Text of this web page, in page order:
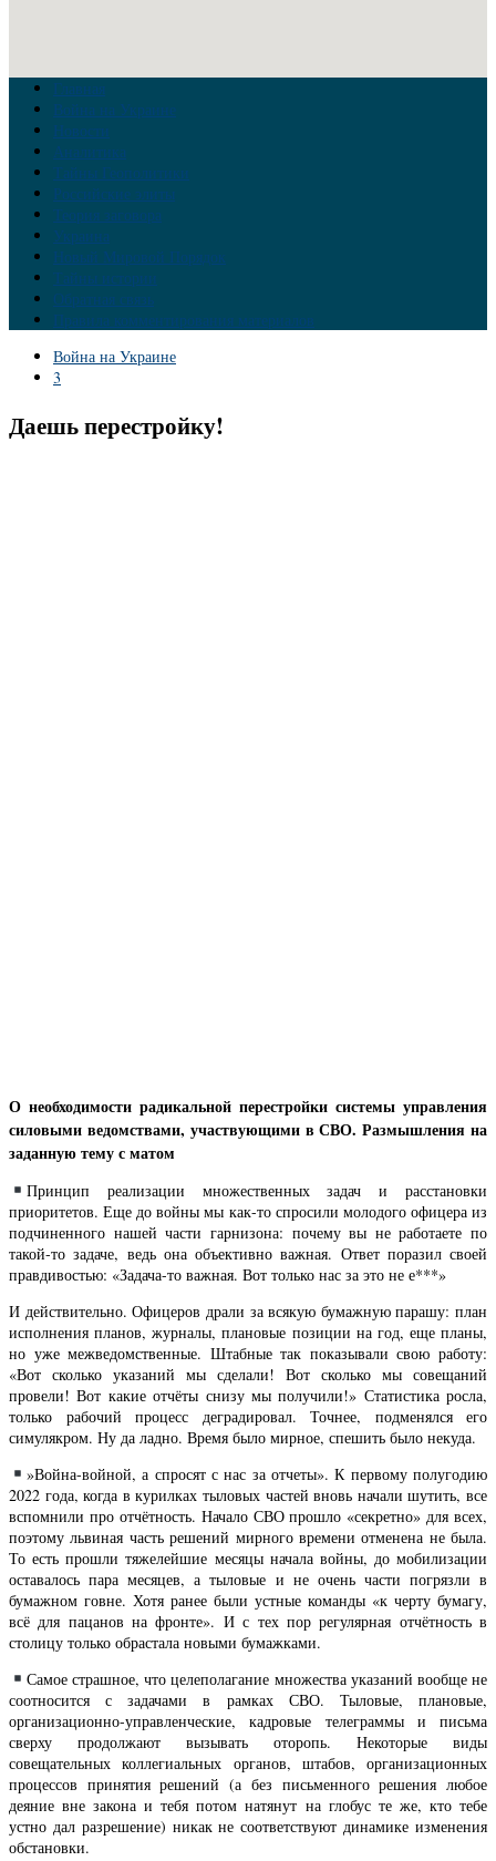
Главная
Война на Украине
Новости
Аналитика
Тайны Геополитики
Российские элиты
Теория заговора
Украина
Новый Мировой Порядок
Тайны истории
Обратная связь
Правила комментирования материалов
Война на Украине
3
Даешь перестройку!
О необходимости радикальной перестройки системы управления
силовыми ведомствами, участвующими в СВО. Размышления на
заданную тему с матом
Принцип реализации множественных задач и расстановки
приоритетов. Еще до войны мы как-то спросили молодого офицера из
подчиненного нашей части гарнизона: почему вы не работаете по
такой-то задаче, ведь она объективно важная. Ответ поразил своей
правдивостью: «Задача-то важная. Вот только нас за это не е***»
И действительно. Офицеров драли за всякую бумажную парашу: план
исполнения планов, журналы, плановые позиции на год, еще планы,
но уже межведомственные. Штабные так показывали свою работу:
«Вот сколько указаний мы сделали! Вот сколько мы совещаний
провели! Вот какие отчёты снизу мы получили!» Статистика росла,
только рабочий процесс деградировал. Точнее, подменялся его
симулякром. Ну да ладно. Время было мирное, спешить было некуда.
»Война-войной, а спросят с нас за отчеты». К первому полугодию
2022 года, когда в курилках тыловых частей вновь начали шутить, все
вспомнили про отчётность. Начало СВО прошло «секретно» для всех,
поэтому львиная часть решений мирного времени отменена не была.
То есть прошли тяжелейшие месяцы начала войны, до мобилизации
оставалось пара месяцев, а тыловые и не очень части погрязли в
бумажном говне. Хотя ранее были устные команды «к черту бумагу,
всё для пацанов на фронте». И с тех пор регулярная отчётность в
столицу только обрастала новыми бумажками.
Самое страшное, что целеполагание множества указаний вообще не
соотносится с задачами в рамках СВО. Тыловые, плановые,
организационно-управленческие, кадровые телеграммы и письма
сверху продолжают вызывать оторопь. Некоторые виды
совещательных коллегиальных органов, штабов, организационных
процессов принятия решений (а без письменного решения любое
деяние вне закона и тебя потом натянут на глобус те же, кто тебе
устно дал разрешение) никак не соответствуют динамике изменения
обстановки.